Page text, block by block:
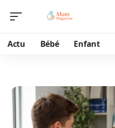
Actu Bébé Enfant